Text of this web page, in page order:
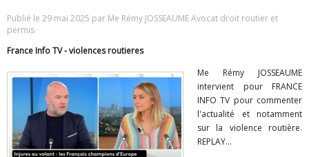
Publié le 29 mai 2025 par Me Rémy JOSSEAUME Avocat droit routier et
permis
France Info TV - violences routieres
Me Rémy JOSSEAUME
intervient pour FRANCE
INFO TV pour commenter
l'actualité et notamment
sur la violence routière.
REPLAY...